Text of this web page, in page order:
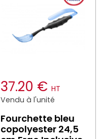
37.20 € HT
Vendu à l'unité
Fourchette bleu
copolyester 24,5